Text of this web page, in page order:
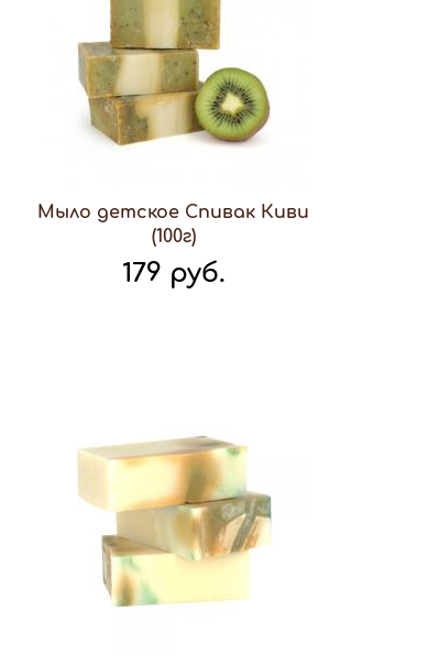
Мыло детское Спивак Киви
(100г)
179 руб.